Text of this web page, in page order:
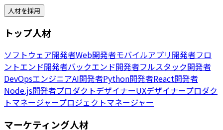
人材を採用
トップ人材
ソフトウェア開発者Web開発者モバイルアプリ開発者フロ
ントエンド開発者バックエンド開発者フルスタック開発者
DevOpsエンジニアAI開発者Python開発者React開発者
Node.js開発者プロダクトデザイナーUXデザイナープロダク
トマネージャープロジェクトマネージャー
マーケティング人材